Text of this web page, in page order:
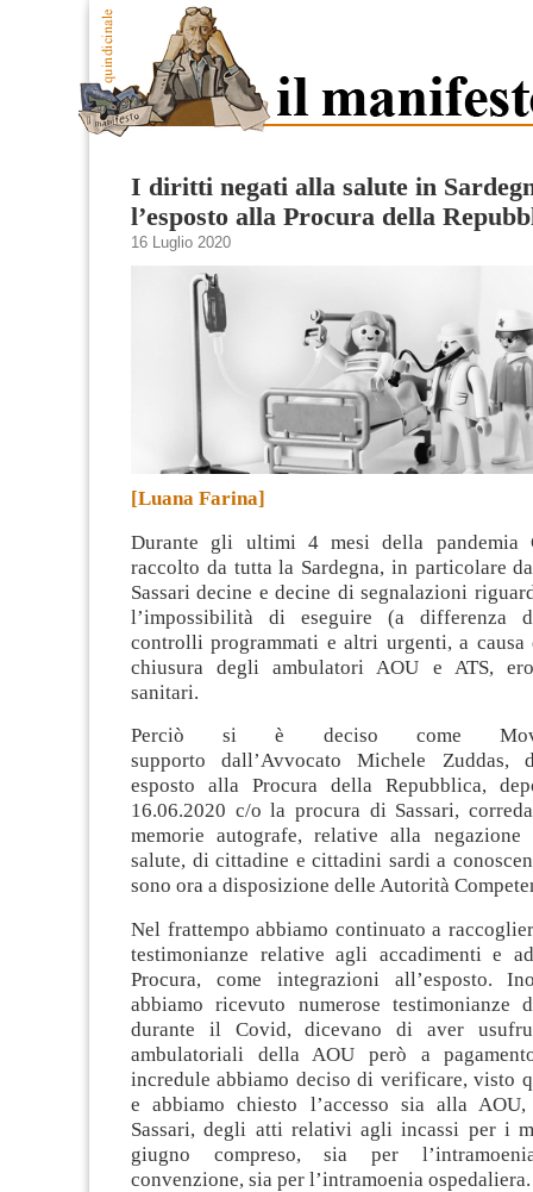
I diritti negati alla salute in
l’esposto alla Procura della
16 Luglio 2020
[Luana Farina]
Durante gli ultimi 4 mesi della pandemia
raccolto da tutta la Sardegna, in particolare
Sassari decine e decine di segnalazioni
l’impossibilità di eseguire (a differenza
controlli programmati e altri urgenti, a causa
chiusura degli ambulatori AOU e ATS,
sanitari.
Perciò si è deciso come
supporto dall’Avvocato Michele
esposto alla Procura della Repubblica,
16.06.2020 c/o la procura di Sassari,
memorie autografe, relative alla
salute, di cittadine e cittadini sardi a
sono ora a disposizione delle Autorità
Nel frattempo abbiamo continuato a
testimonianze relative agli accadimenti e
Procura, come integrazioni all’esposto.
abbiamo ricevuto numerose testimonianze
durante il Covid, dicevano di aver
ambulatoriali della AOU però a
incredule abbiamo deciso di verificare, visto
e abbiamo chiesto l’accesso sia alla
Sassari, degli atti relativi agli incassi per i
giugno compreso, sia per
convenzione, sia per l’intramoenia ospedaliera.